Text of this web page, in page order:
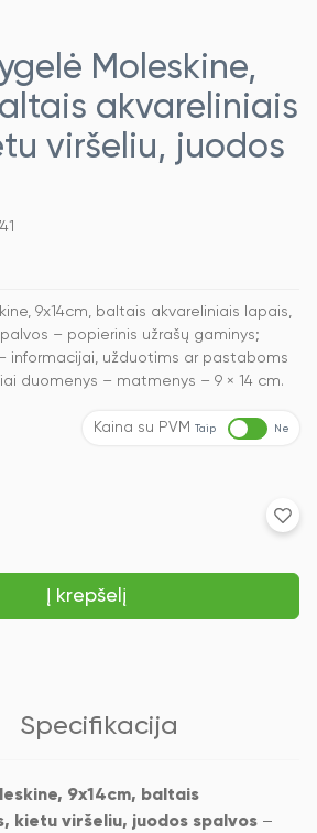
Moleskine,
akvareliniais
viršeliu, juodos
9x14cm, baltais akvareliniais lapais,
– popierinis užrašų gaminys;
informacijai, užduotims ar pastaboms
duomenys – matmenys – 9 × 14 cm.
Kaina su PVM Taip Ne
Į krepšelį
Specifikacija
9x14cm, baltais
kietu viršeliu, juodos spalvos –